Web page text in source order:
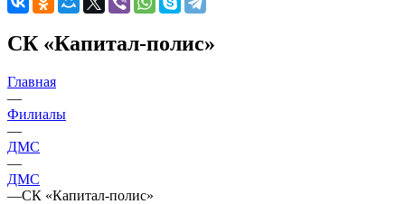
СК «Капитал-полис»
Главная
—
Филиалы
—
ДМС
—
ДМС
—СК «Капитал-полис»